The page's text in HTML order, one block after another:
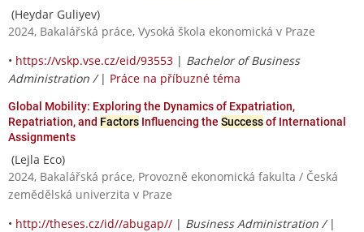
(Heydar Guliyev)
2024, Bakalářská práce, Vysoká škola ekonomická v Praze
• https://vskp.vse.cz/eid/93553 | Bachelor of Business
Administration / | Práce na příbuzné téma
Global Mobility: Exploring the Dynamics of Expatriation,
Repatriation, and Factors Influencing the Successof International
Assignments
(Lejla Eco)
2024, Bakalářská práce, Provozně ekonomická fakulta / Česká
zemědělská univerzita v Praze
• http://theses.cz/id//abugap// | Business Administration / |